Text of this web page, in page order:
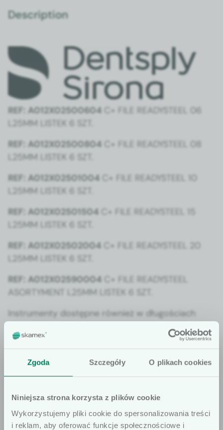
Zgoda Szczegóły O plikach cookies
Niniejsza strona korzysta z plików cookie
Wykorzystujemy pliki cookie do spersonalizowania treści
i reklam, aby oferować funkcje społecznościowe i
Description
REF: A012X02500604
C+ FILE READYSTEEL 06
L25MM LISTEK 6 SZT.
REF: A012X02500804
C+ FILE READYSTEEL 08
L25MM LISTEK 6 SZT.
REF: A012X02501004
C+ FILE READYSTEEL 10
L25MM LISTEK 6 SZT.
REF: A012X02501504
C+ FILE READYSTEEL 15
L25MM LISTEK 6 SZT.
REF: A012X02502004
C+ FILE READYSTEEL 20
L25MM LISTEK 6 SZT.
REF: A012X02590004
C+ FILE READYSTEEL
ASORTYMENT L25MM LISTEK 6 SZT.
Instru­men­ty dostęp­ne również w dłu­goś­ci­ach
If you have any questions about our